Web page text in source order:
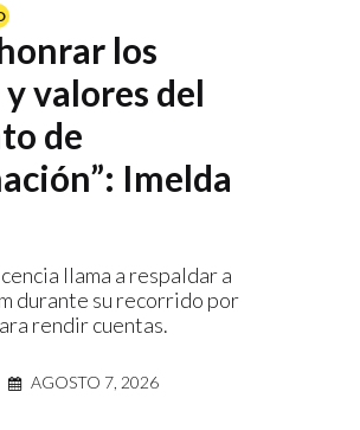
los
valores del
de
Imelda
llama a respaldar a
durante su recorrido por
rendir cuentas.
AGOSTO 7, 2026